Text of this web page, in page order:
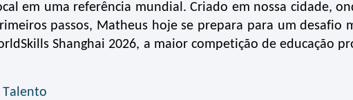
em uma referência mundial. Criado em nossa cidade,
passos, Matheus hoje se prepara para um desafio
Shanghai 2026, a maior competição de educação
Talento